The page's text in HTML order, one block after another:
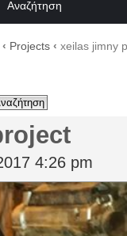
Αναζήτηση
‹ Projects ‹ xeilas jimny
4:26 pm